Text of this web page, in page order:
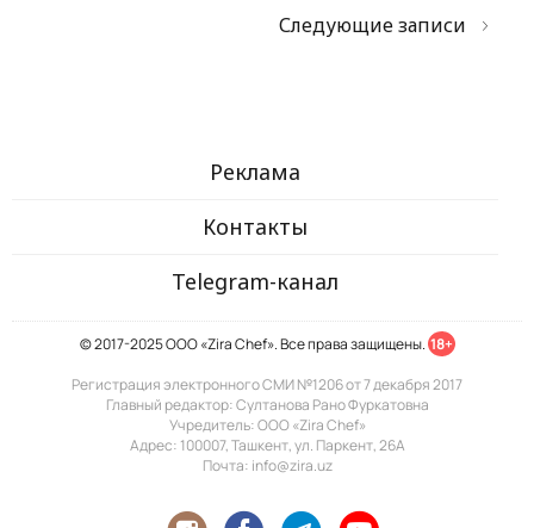
Следующие записи
Реклама
Контакты
Telegram-канал
© 2017-2025 ООО «Zira Chef». Все права защищены. 18+
Регистрация электронного СМИ №1206 от 7 декабря 2017
Главный редактор: Султанова Рано Фуркатовна
Учредитель: ООО «Zira Chef»
Адрес: 100007, Ташкент, ул. Паркент, 26А
Почта: info@zira.uz